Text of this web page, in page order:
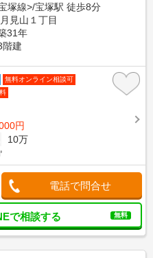
塚線>/宝塚駅 徒歩8分
見山１丁目
31年
階建
無料オンライン相談可
円
10万
電話で問合せ
で相談する 無料